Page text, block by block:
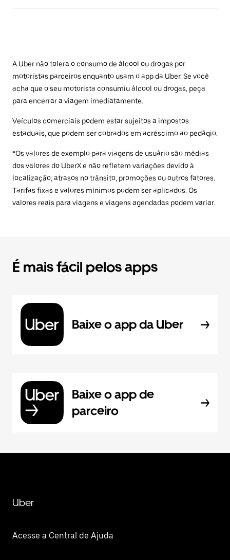
A Uber não tolera o consumo de álcool ou drogas por
motoristas parceiros enquanto usam o app da Uber. Se você
acha que o seu motorista consumiu álcool ou drogas, peça
para encerrar a viagem imediatamente.
Veículos comerciais podem estar sujeitos a impostos
estaduais, que podem ser cobrados em acréscimo ao pedágio.
*Os valores de exemplo para viagens de usuário são médias
dos valores do UberX e não refletem variações devido à
localização, atrasos no trânsito, promoções ou outros fatores.
Tarifas fixas e valores mínimos podem ser aplicados. Os
valores reais para viagens e viagens agendadas podem variar.
É mais fácil pelos apps
Baixe o app da Uber
Baixe o app de
parceiro
Uber
Acesse a Central de Ajuda